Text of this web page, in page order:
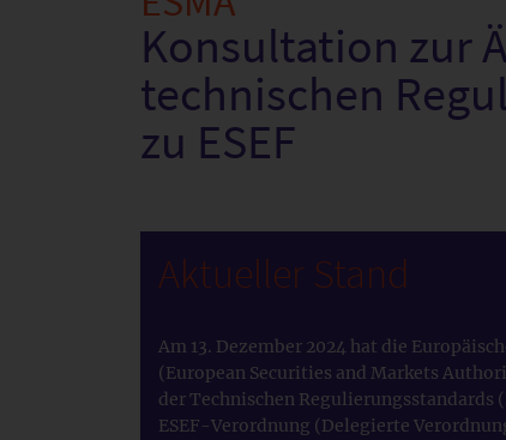
Konsultation zur
technischen
zu ESEF
Aktueller Stand
Am 13. Dezember 2024 hat die
(European Securities and Markets
der Technischen Regulierungsstandards
ESEF-Verordnung (Delegierte